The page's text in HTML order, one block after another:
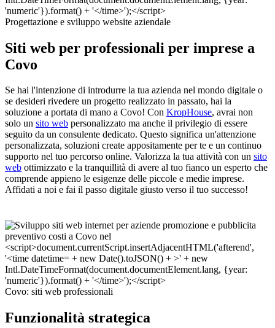
Progettazione e sviluppo website aziendale
Siti web per professionali per imprese a
Covo
Se hai l'intenzione di introdurre la tua azienda nel mondo digitale o
se desideri rivedere un progetto realizzato in passato, hai la
soluzione a portata di mano a Covo! Con KropHouse, avrai non
solo un sito web personalizzato ma anche il privilegio di essere
seguito da un consulente dedicato. Questo significa un'attenzione
personalizzata, soluzioni create appositamente per te e un continuo
supporto nel tuo percorso online. Valorizza la tua attività con un sito
web ottimizzato e la tranquillità di avere al tuo fianco un esperto che
comprende appieno le esigenze delle piccole e medie imprese.
Affidati a noi e fai il passo digitale giusto verso il tuo successo!
Covo: siti web professionali
Funzionalità strategica